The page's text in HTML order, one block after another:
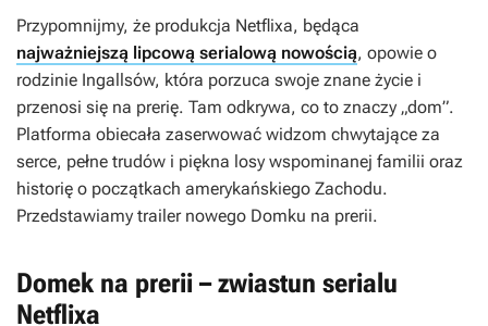
Przypomnijmy, że produkcja Netflixa, będąca
najważniejszą lipcową serialową nowością, opowie o
rodzinie Ingallsów, która porzuca swoje znane życie i
przenosi się na prerię. Tam odkrywa, co to znaczy „dom”.
Platforma obiecała zaserwować widzom chwytające za
serce, pełne trudów i piękna losy wspominanej familii oraz
historię o początkach amerykańskiego Zachodu.
Przedstawiamy trailer nowego Domku na prerii.
Domek na prerii – zwiastun serialu
Netflixa